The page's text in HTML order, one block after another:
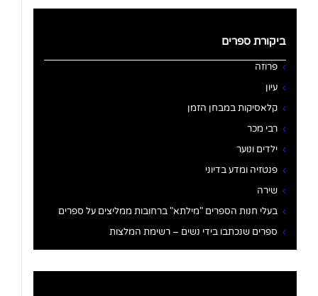
ביקורת ספרים
פרוזה
עיון
קלאסיקות במבחן הזמן
רבי מכר
ילדים ונוער
פנטזיה ומדע בדיוני
שירה
בעלי חנות הספרים "מילתא" ברחובות ממליצים על ספרים
ספרים שנכתבו בידי נשים – רשימת המלצות